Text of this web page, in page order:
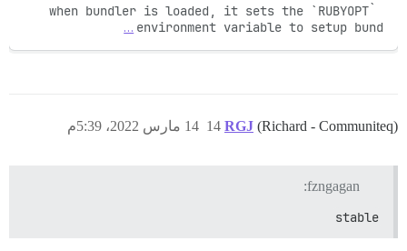
when bundler is loaded, it sets the `RUBYOPT`
environment variable to setup bund
…
RGJ (Richard - Communiteq) 14 مارس 2022، 5:39م 14
fzngagan:
stable